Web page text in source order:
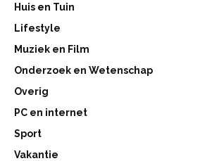
Huis en Tuin
Lifestyle
Muziek en Film
Onderzoek en Wetenschap
Overig
PC en internet
Sport
Vakantie